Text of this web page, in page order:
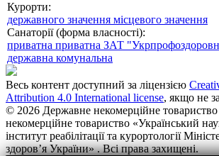
Курорти:
державного значення місцевого значення
Санаторії (форма власності):
приватна приватна ЗАТ
державна комунальна
Весь контент доступний за ліцензією
Attribution 4.0 International license, якщо не
© 2026 Державне некомерційне
некомерційне товариство «Український
інститут реабілітації та курортології
здоров’я України» . Всі права захищені.